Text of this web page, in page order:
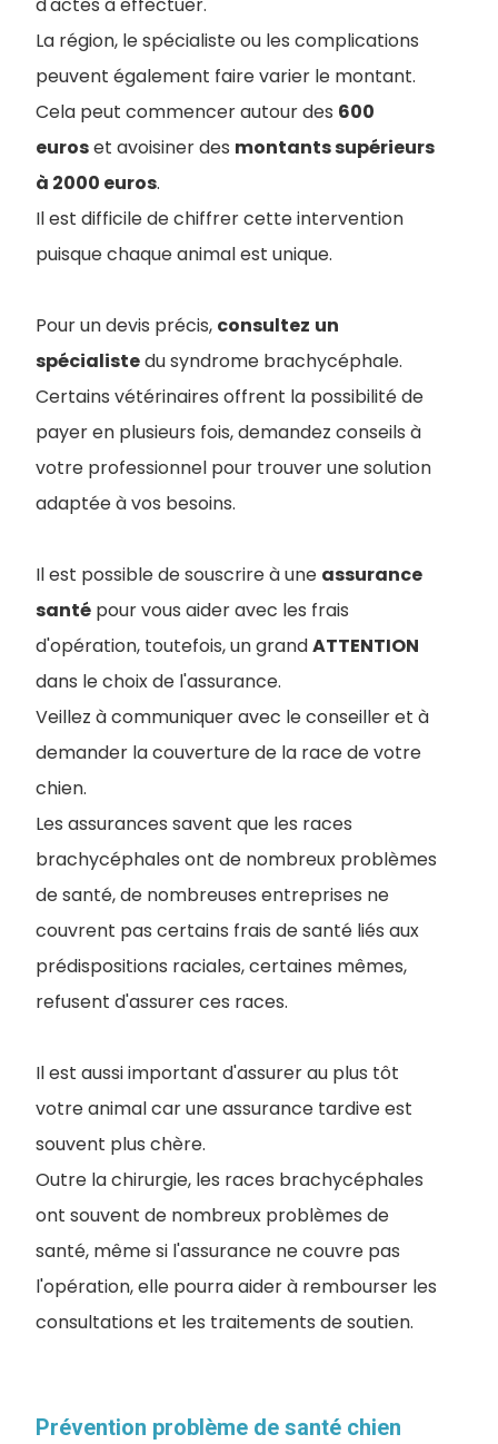
d'actes à effectuer.
La région, le spécialiste ou les complications
peuvent également faire varier le montant.
Cela peut commencer autour des 600
euroset avoisiner des montants supérieurs
à 2000 euros.
Il est difficile de chiffrer cette intervention
puisque chaque animal est unique.
Pour un devis précis, consultez un
spécialistedu syndrome brachycéphale.
Certains vétérinaires offrent la possibilité de
payer en plusieurs fois, demandez conseils à
votre professionnel pour trouver une solution
adaptée à vos besoins.
Il est possible de souscrire à une assurance
santé pour vous aider avec les frais
d'opération, toutefois, un grandATTENTION
dans le choix de l'assurance.
Veillez à communiquer avec le conseiller et à
demander la couverture de la race de votre
chien.
Les assurances savent que les races
brachycéphales ont de nombreux problèmes
de santé, de nombreuses entreprises ne
couvrent pas certains frais de santé liés aux
prédispositions raciales, certaines mêmes,
refusent d'assurer ces races.
Il est aussi important d'assurer au plus tôt
votre animal car une assurance tardive est
souvent plus chère.
Outre la chirurgie, les races brachycéphales
ont souvent de nombreux problèmes de
santé, même si l'assurance ne couvre pas
l'opération, elle pourra aider à rembourser les
consultations et les traitements de soutien.
Prévention problème de santé chien